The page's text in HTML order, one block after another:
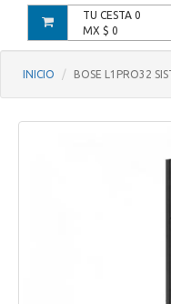
TU CESTA 0
MX $ 0
INICIO BOSE L1PRO32